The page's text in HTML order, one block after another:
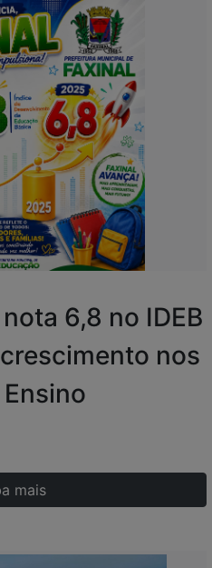
6,8 no IDEB
nos
mais